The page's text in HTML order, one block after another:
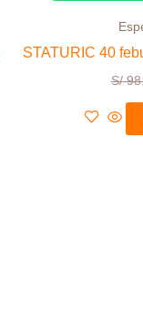
STATURIC 40
S/